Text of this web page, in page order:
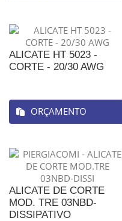
ALICATE HT 5023 -
CORTE - 20/30 AWG
ORÇAMENTO
ALICATE DE CORTE
MOD. TRE 03NBD-
DISSIPATIVO